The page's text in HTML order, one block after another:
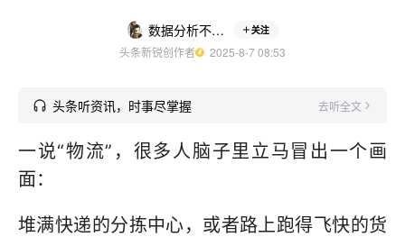
数据分析不是个事儿 关注
头条新锐创作者
  2025-8-7 08:53
头条听资讯，时事尽掌握 去听全文
一说“物流”，很多人脑子里立马冒出一个画
面：
堆满快递的分拣中心，或者路上跑得飞快的货